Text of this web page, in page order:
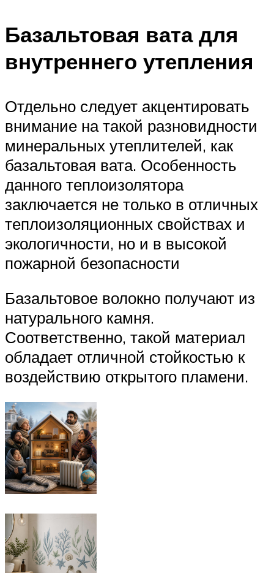
Базальтовая вата для
внутреннего утепления
Отдельно следует акцентировать
внимание на такой разновидности
минеральных утеплителей, как
базальтовая вата. Особенность
данного теплоизолятора
заключается не только в отличных
теплоизоляционных свойствах и
экологичности, но и в высокой
пожарной безопасности
Базальтовое волокно получают из
натурального камня.
Соответственно, такой материал
обладает отличной стойкостью к
воздействию открытого пламени.